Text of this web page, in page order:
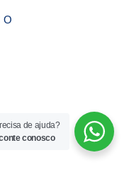
de ajuda?
conosco